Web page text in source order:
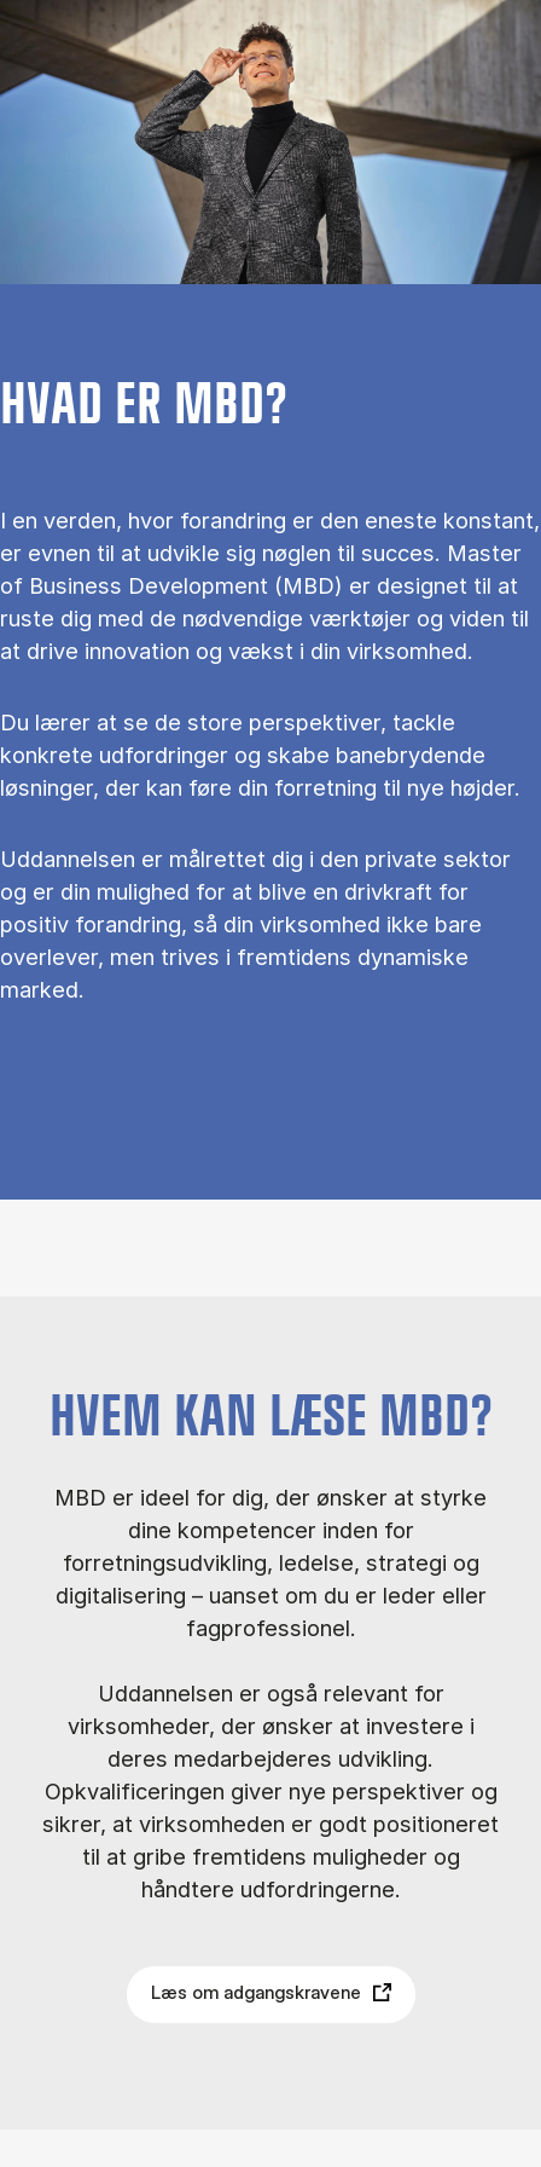
HVAD ER MBD?
I en verden, hvor forandring er den eneste konstant,
er evnen til at udvikle sig nøglen til succes. Master
of Business Development (MBD) er designet til at
ruste dig med de nødvendige værktøjer og viden til
at drive innovation og vækst i din virksomhed.
Du lærer at se de store perspektiver, tackle
konkrete udfordringer og skabe banebrydende
løsninger, der kan føre din forretning til nye højder.
Uddannelsen er målrettet dig i den private sektor
og er din mulighed for at blive en drivkraft for
positiv forandring, så din virksomhed ikke bare
overlever, men trives i fremtidens dynamiske
marked.
HVEM KAN LÆSE MBD?
MBD er ideel for dig, der ønsker at styrke
dine kompetencer inden for
forretningsudvikling, ledelse, strategi og
digitalisering – uanset om du er leder eller
fagprofessionel.
Uddannelsen er også relevant for
virksomheder, der ønsker at investere i
deres medarbejderes udvikling.
Opkvalificeringen giver nye perspektiver og
sikrer, at virksomheden er godt positioneret
til at gribe fremtidens muligheder og
håndtere udfordringerne.
Læs om adgangskravene